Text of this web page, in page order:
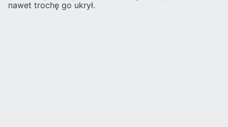
nawet trochę go ukrył.